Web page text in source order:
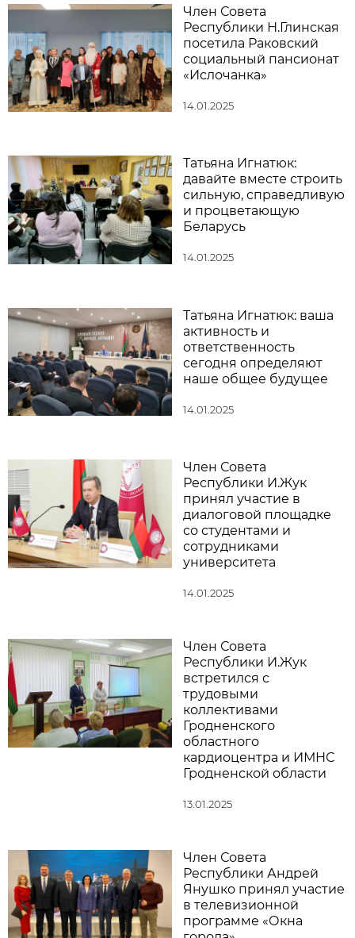
Член Совета
Республики Н.Глинская
посетила Раковский
социальный пансионат
«Ислочанка»
14.01.2025
Татьяна Игнатюк:
давайте вместе строить
сильную, справедливую
и процветающую
Беларусь
14.01.2025
Татьяна Игнатюк: ваша
активность и
ответственность
сегодня определяют
наше общее будущее
14.01.2025
Член Совета
Республики И.Жук
принял участие в
диалоговой площадке
со студентами и
сотрудниками
университета
14.01.2025
Член Совета
Республики И.Жук
встретился с
трудовыми
коллективами
Гродненского
областного
кардиоцентра и ИМНС
Гродненской области
13.01.2025
Член Совета
Республики Андрей
Янушко принял участие
в телевизионной
программе «Окна